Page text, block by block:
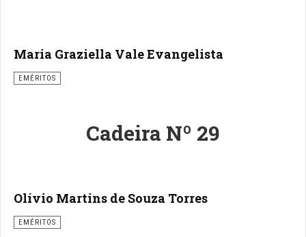
Maria Graziella Vale Evangelista
EMÉRITOS
Cadeira Nº 29
Olívio Martins de Souza Torres
EMÉRITOS